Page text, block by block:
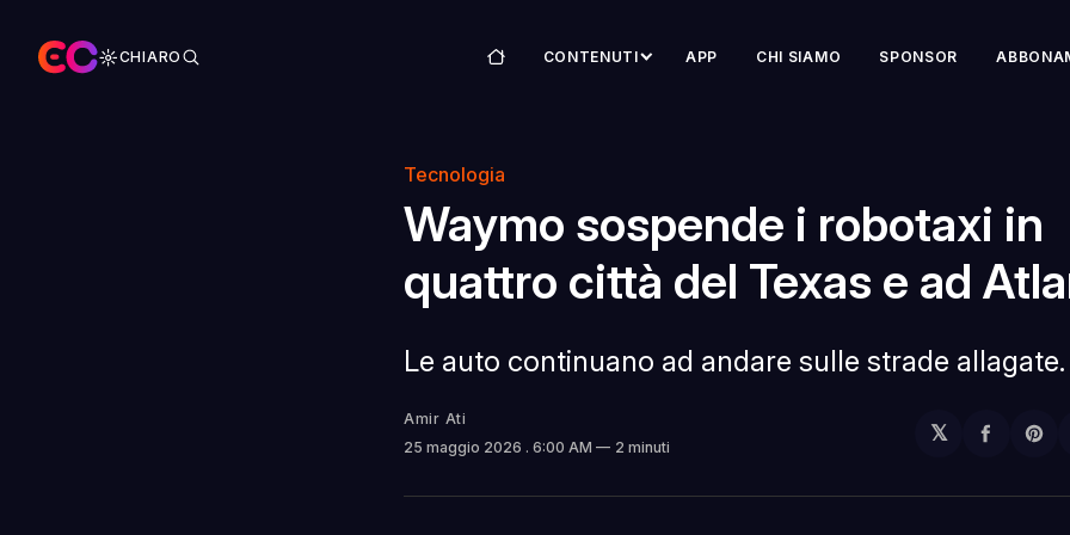
CHIARO CONTENUTI APP CHI SIAMO SPONSOR
Tecnologia
Waymo sospende i robotaxi in
quattro città del Texas e ad
Le auto continuano ad andare sulle strade allagate.
Amir Ati
25 maggio 2026 . 6:00 AM 2 minuti
𝕏